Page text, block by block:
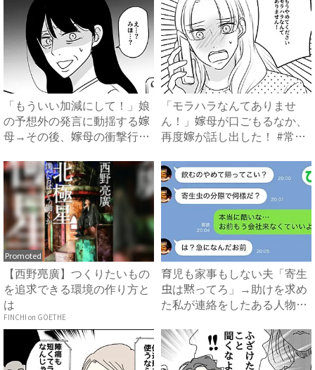
「もういい加減にして！」娘
の予想外の発言に動揺する嫁
母→その後、嫁母の衝撃行動
「モラハラなんてありませ
ん！」嫁母が口ごもるなか、
再度嫁が話し出した！ #常識
Promoted
【西野亮廣】つくりたいもの
を追求できる環境の作り方と
は
FINCHI on GOETHE
育児も家事もしない夫「寄生
虫は黙ってろ」→助けを求め
た私が連絡をしたある人物と